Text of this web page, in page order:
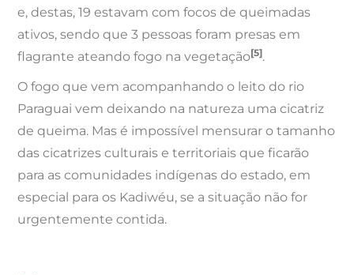
e, destas, 19 estavam com focos de queimadas
ativos, sendo que 3 pessoas foram presas em
flagrante ateando fogo na vegetação[5].
O fogo que vem acompanhando o leito do rio
Paraguai vem deixando na natureza uma cicatriz
de queima. Mas é impossível mensurar o tamanho
das cicatrizes culturais e territoriais que ficarão
para as comunidades indígenas do estado, em
especial para os Kadiwéu, se a situação não for
urgentemente contida.